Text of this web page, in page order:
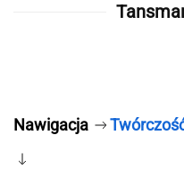
Nawigacja